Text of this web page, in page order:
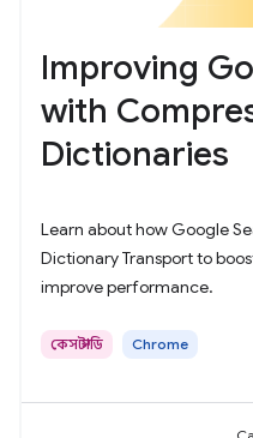
Improving
with
Dictionaries
Learn about how Google
Dictionary Transport to
improve performance.
কেস স্টাডি Chrome